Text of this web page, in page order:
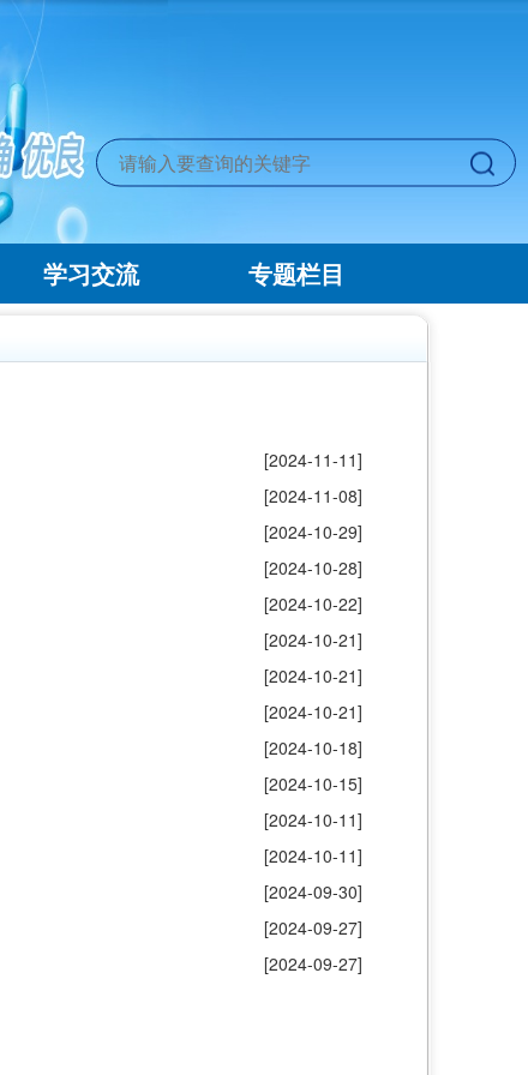
学习交流 专题栏目
[2024-11-11]
[2024-11-08]
[2024-10-29]
[2024-10-28]
[2024-10-22]
[2024-10-21]
[2024-10-21]
[2024-10-21]
[2024-10-18]
[2024-10-15]
[2024-10-11]
[2024-10-11]
[2024-09-30]
[2024-09-27]
[2024-09-27]